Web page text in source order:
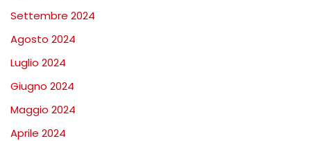
Settembre 2024
Agosto 2024
Luglio 2024
Giugno 2024
Maggio 2024
Aprile 2024